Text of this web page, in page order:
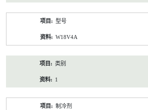
型号
W18V4A
类别
1
制冷剂